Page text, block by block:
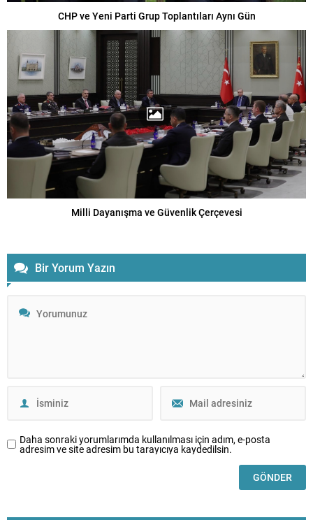
CHP ve Yeni Parti Grup Toplantıları Aynı Gün
Milli Dayanışma ve Güvenlik Çerçevesi
Bir Yorum Yazın
Daha sonraki yorumlarımda kullanılması için adım, e-posta
adresim ve site adresim bu tarayıcıya kaydedilsin.